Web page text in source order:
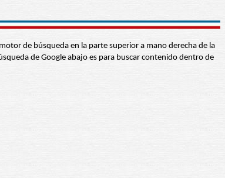
de búsqueda en la parte superior a mano derecha de la
de Google abajo es para buscar contenido dentro de